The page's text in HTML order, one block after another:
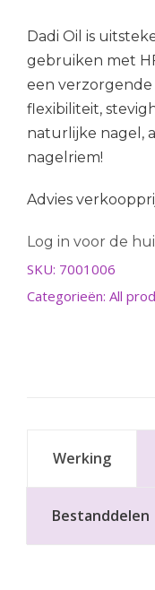
Dadi Oil is
gebruiken met
een verzorgende
flexibiliteit,
naturlijke nagel,
nagelriem!
Advies
Log in voor de
SKU: 7001006
Categorieën: All
Werking
Bestanddelen